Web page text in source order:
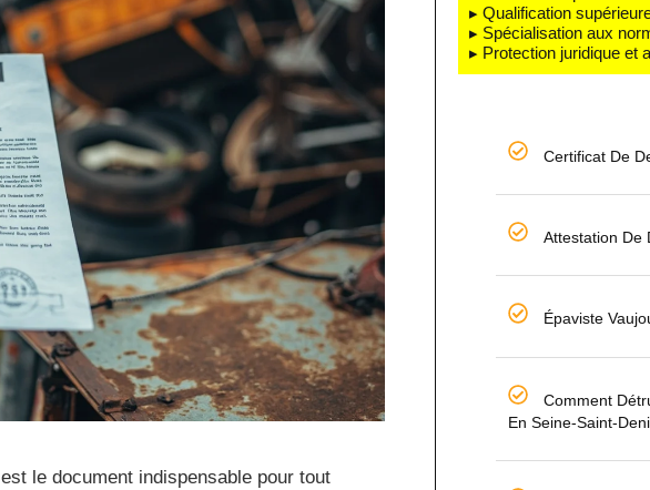
est le document indispensable pour tout
▸ Qualification
▸ Spécialisation aux
▸ Protection juridique et
Certificat De
Attestation De
Épaviste
Comment
En Seine-Saint-